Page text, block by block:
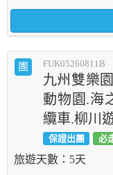
團 FUK05260811B
九州雙樂
動物園.海
纜車.柳川
保證出團 必
5天